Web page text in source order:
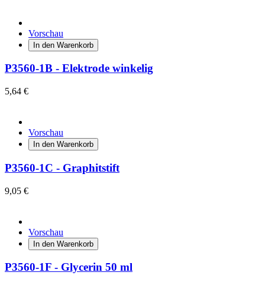
Vorschau
In den Warenkorb
P3560-1B - Elektrode winkelig
5,64 €
Vorschau
In den Warenkorb
P3560-1C - Graphitstift
9,05 €
Vorschau
In den Warenkorb
P3560-1F - Glycerin 50 ml